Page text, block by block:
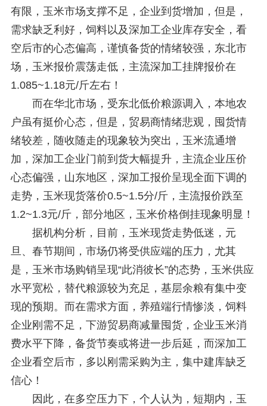
有限，玉米市场支撑不足，企业到货增加，但是，
需求缺乏利好，饲料以及深加工企业库存安全，看
空后市的心态偏高，谨慎备货的情绪较强，东北市
场，玉米报价震荡走低，主流深加工挂牌报价在
1.085~1.18元/斤左右！
而在华北市场，受东北低价粮源调入，本地农
户虽有挺价心态，但是，贸易商情绪悲观，囤货情
绪较差，随收随走的现象较为突出，玉米流通增
加，深加工企业门前到货大幅提升，主流企业压价
心态偏强，山东地区，深加工报价呈现全面下调的
走势，玉米现货落价0.5~1.5分/斤，主流报价跌至
1.2~1.3元/斤，部分地区，玉米价格倒挂现象明显！
据机构分析，目前，玉米现货走势低迷，元
旦、春节期间，市场仍将受供应端的压力，尤其
是，玉米市场购销呈现“此消彼长”的态势，玉米供应
水平宽松，替代粮源较为充足，基层余粮有集中变
现的预期。而在需求方面，养殖端行情惨淡，饲料
企业刚需不足，下游贸易商减量囤货，企业玉米消
费水平下降，备货节奏或将进一步后延，而深加工
企业看空后市，多以刚需采购为主，集中建库缺乏
信心！
因此，在多空压力下，个人认为，短期内，玉